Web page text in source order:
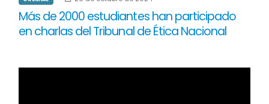
Más de 2000 estudiantes han participado
en charlas del Tribunal de Ética Nacional